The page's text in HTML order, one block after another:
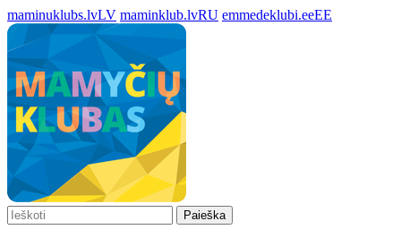
maminuklubs.lvLV maminklub.lvRU emmedeklubi.eeEE
Paieška